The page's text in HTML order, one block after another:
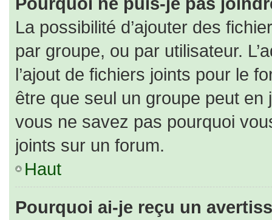
La possibilité d’ajouter des
par groupe, ou par utilisateur.
l’ajout de fichiers joints pour le
être que seul un groupe peut en
vous ne savez pas pourquoi
joints sur un forum.
Haut
Pourquoi ai-je reçu un